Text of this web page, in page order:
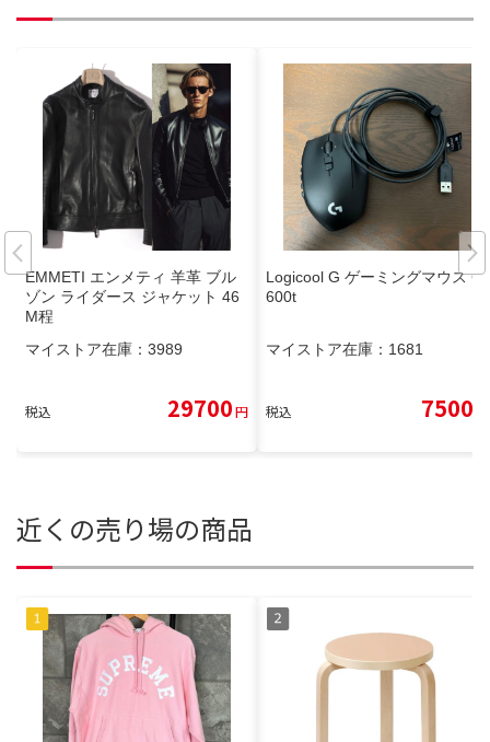
EMMETI エンメティ 羊革 ブル
ゾン ライダース ジャケット 46
M程
マイストア在庫： 3989
税込 29700円
Logicool G ゲーミングマウス G
600t
マイストア在庫： 1681
税込 7500
近くの売り場の商品